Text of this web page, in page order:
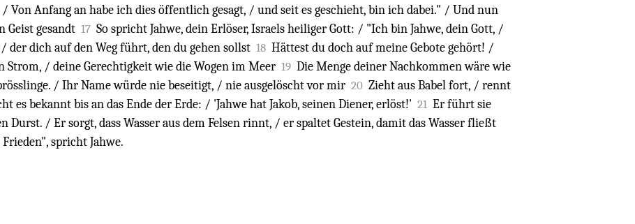
Anfang an habe ich dies öffentlich gesagt, / und seit es geschieht, bin ich dabei." / Und nun
Geist gesandt 17 So spricht Jahwe, dein Erlöser, Israels heiliger Gott: / "Ich bin Jahwe, dein Gott, /
dich auf den Weg führt, den du gehen sollst 18 Hättest du doch auf meine Gebote gehört! /
Strom, / deine Gerechtigkeit wie die Wogen im Meer 19 Die Menge deiner Nachkommen wäre wie
/ Ihr Name würde nie beseitigt, / nie ausgelöscht vor mir 20 Zieht aus Babel fort, / rennt
es bekannt bis an das Ende der Erde: / 'Jahwe hat Jakob, seinen Diener, erlöst!' 21 Er führt sie
Durst. / Er sorgt, dass Wasser aus dem Felsen rinnt, / er spaltet Gestein, damit das Wasser fließt
spricht Jahwe.